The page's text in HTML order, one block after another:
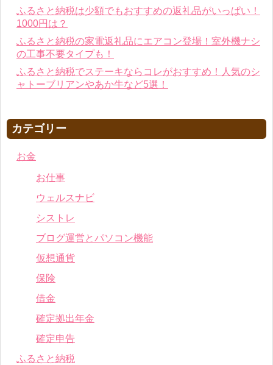
ふるさと納税は少額でもおすすめの返礼品がいっぱい！
1000円は？
ふるさと納税の家電返礼品にエアコン登場！室外機ナシ
の工事不要タイプも！
ふるさと納税でステーキならコレがおすすめ！人気のシ
ャトーブリアンやあか牛など5選！
カテゴリー
お金
お仕事
ウェルスナビ
シストレ
ブログ運営とパソコン機能
仮想通貨
保険
借金
確定拠出年金
確定申告
ふるさと納税